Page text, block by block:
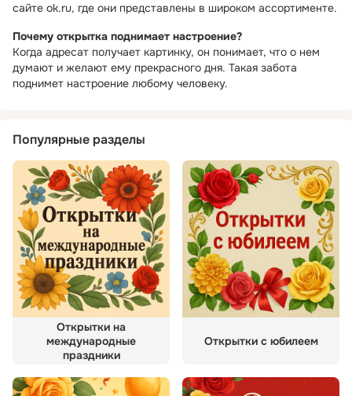
сайте ok.ru, где они представлены в широком ассортименте.
Почему открытка поднимает настроение?
Когда адресат получает картинку, он понимает, что о нем
думают и желают ему прекрасного дня. Такая забота
поднимет настроение любому человеку.
Популярные разделы
Открытки на
международные
праздники
Открытки с юбилеем